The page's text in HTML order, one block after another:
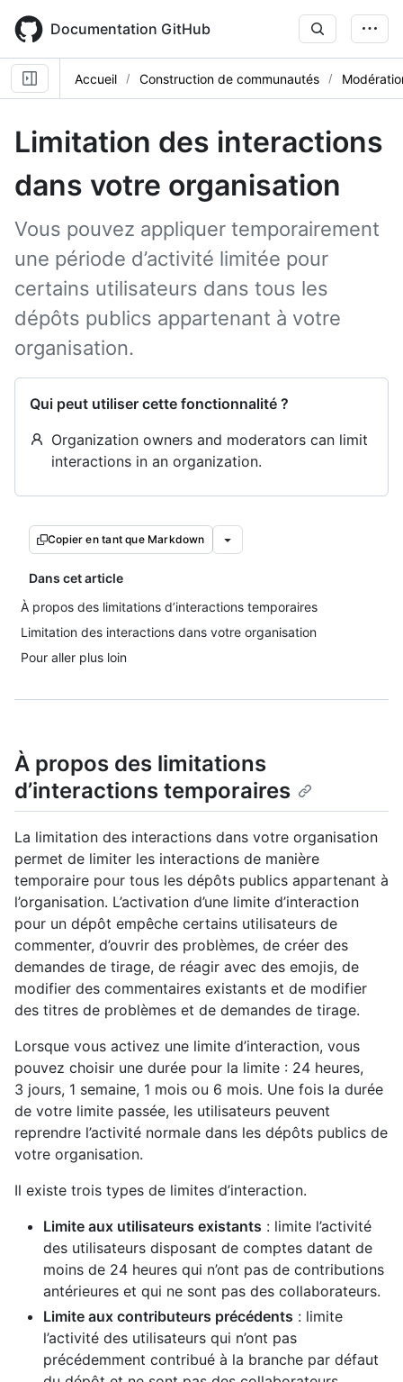
main
content
Documentation GitHub
Accueil Construction de communautés
Limitation des interactions
dans votre organisation
Vous pouvez appliquer temporairement
une période d’activité limitée pour
certains utilisateurs dans tous les
dépôts publics appartenant à votre
organisation.
Qui peut utiliser cette fonctionnalité ?
Organization owners and moderators can limit
interactions in an organization.
Copier en tant que Markdown
Dans cet article
À propos des limitations d’interactions temporaires
Limitation des interactions dans votre organisation
Pour aller plus loin
À propos des limitations
d’interactions temporaires
La limitation des interactions dans votre organisation
permet de limiter les interactions de manière
temporaire pour tous les dépôts publics appartenant à
l’organisation. L’activation d’une limite d’interaction
pour un dépôt empêche certains utilisateurs de
commenter, d’ouvrir des problèmes, de créer des
demandes de tirage, de réagir avec des emojis, de
modifier des commentaires existants et de modifier
des titres de problèmes et de demandes de tirage.
Lorsque vous activez une limite d’interaction, vous
pouvez choisir une durée pour la limite : 24 heures,
3 jours, 1 semaine, 1 mois ou 6 mois. Une fois la durée
de votre limite passée, les utilisateurs peuvent
reprendre l’activité normale dans les dépôts publics de
votre organisation.
Il existe trois types de limites d’interaction.
Limite aux utilisateurs existants : limite l’activité
des utilisateurs disposant de comptes datant de
moins de 24 heures qui n’ont pas de contributions
antérieures et qui ne sont pas des collaborateurs.
Limite aux contributeurs précédents : limite
l’activité des utilisateurs qui n’ont pas
précédemment contribué à la branche par défaut